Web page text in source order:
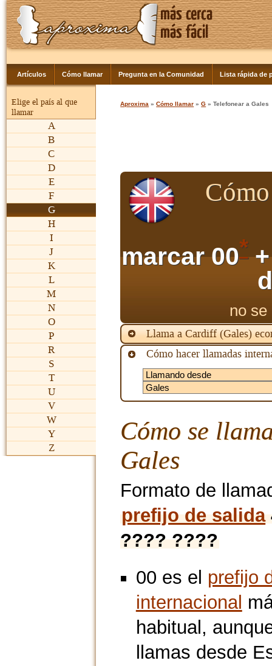
Artículos Cómo llamar Pregunta en la Comunidad Lista rápida de
Elige el país al que
llamar
A
B
C
D
E
F
G
H
I
J
K
L
M
N
O
P
R
S
T
U
V
W
Y
Z
Aproxima »Cómo llamar »G » Telefonear a Gales
marcar 00*+
no
Llama a Cardiff (Gales)
Cómo hacer llamadas
Cómo se
Gales
Formato de
prefijo de salida
???? ????
00 es el prefijo
internacional
habitual,
llamas desde